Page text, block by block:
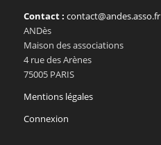
Contact : contact@andes.asso.fr
ANDès
Maison des associations
4 rue des Arènes
75005 PARIS
Mentions légales
Connexion